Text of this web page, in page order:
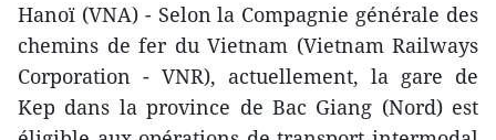
Hanoï (VNA) - Selon la Compagnie générale des
chemins de fer du Vietnam (Vietnam Railways
Corporation - VNR), actuellement, la gare de
Kep dans la province de Bac Giang (Nord) est